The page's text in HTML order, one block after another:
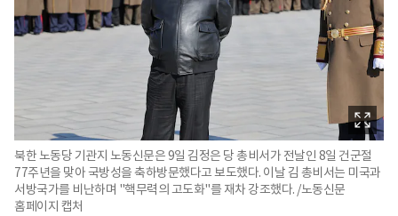
북한 노동당 기관지 노동신문은 9일 김정은 당 총비서가 전날인 8일 건군절
77주년을 맞아 국방성을 축하방문했다고 보도했다. 이날 김 총비서는 미국과
서방국가를 비난하며 "핵무력의 고도화"를 재차 강조했다. /노동신문
홈페이지 캡처